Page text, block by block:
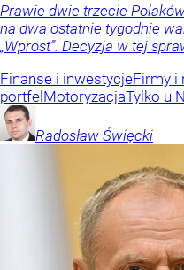
Prawie dwie trzecie
na dwa ostatnie tygodnie
„Wprost”. Decyzja w tej
Finanse i inwestycjeFirmy i
portfelMotoryzacjaTylko u
Radosław Święcki